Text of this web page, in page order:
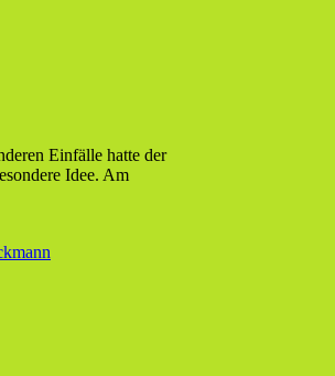
Einfälle hatte der
Idee. Am